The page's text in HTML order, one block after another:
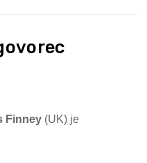
Finney (UK) je